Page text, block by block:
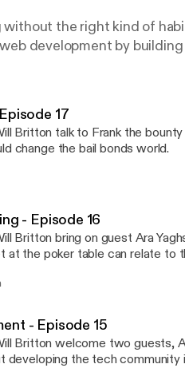
the right kind of
development by
17
Britton talk to Frank the
change the bail bonds world.
- Episode 16
Britton bring on guest Ara
at the poker table can relate to
- Episode 15
Britton welcome two guests,
developing the tech